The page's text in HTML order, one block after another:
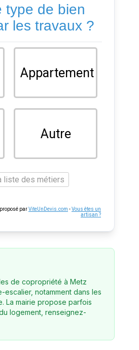
type de bien
les travaux ?
Appartement
Autre
liste des métiers
parViteUnDevis.com -Vous êtes un
artisan ?
de copropriété à Metz
escalier, notamment dans les
La mairie propose parfois
logement, renseignez-